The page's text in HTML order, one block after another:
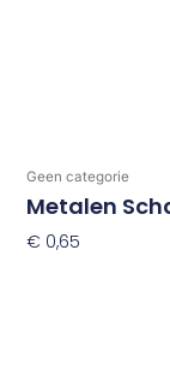
Geen categorie
Metalen
€ 0,65